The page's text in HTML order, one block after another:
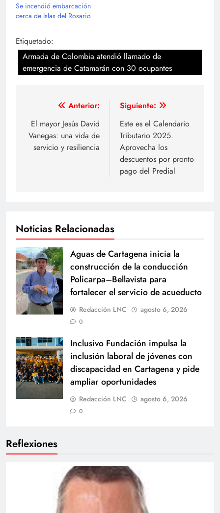
Reflexiones
Se incendió embarcación
cerca de Islas del Rosario
Etiquetado:
Armada de Colombia atendió llamado de
emergencia de Catamarán con 30 ocupantes
Navegación
de
entradas
Anterior:
El mayor Jesús David
Vanegas: una vida de
servicio y resiliencia
Siguiente:
Este es el Calendario
Tributario 2025.
Aprovecha los
descuentos por pronto
pago del Predial
Noticias Relacionadas
Aguas de Cartagena inicia la
construcción de la conducción
Policarpa–Bellavista para
fortalecer el servicio de acueducto
Redacción LNC agosto 6, 2026
0
Inclusivo Fundación impulsa la
inclusión laboral de jóvenes con
discapacidad en Cartagena y pide
ampliar oportunidades
Redacción LNC agosto 6, 2026
0